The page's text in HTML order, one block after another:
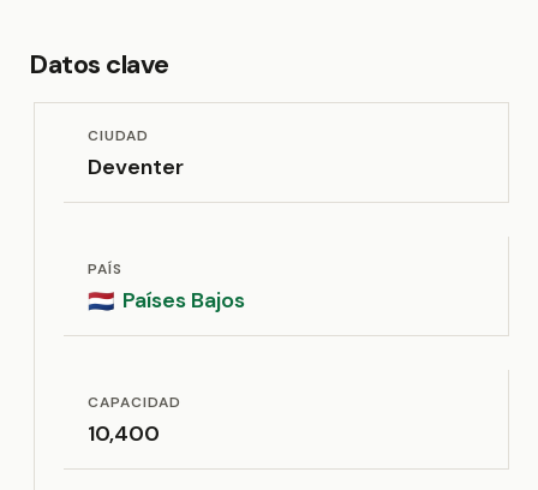
Datos clave
CIUDAD
Deventer
PAÍS
🇳🇱 Países Bajos
CAPACIDAD
10,400